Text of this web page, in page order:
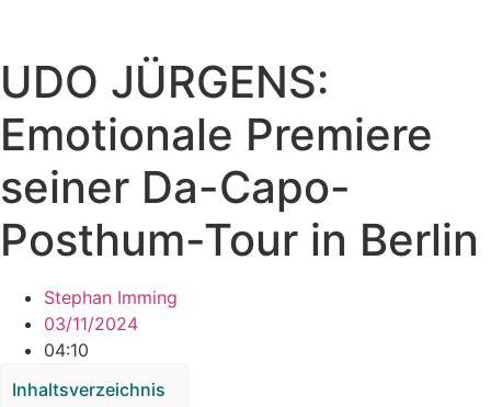
UDO JÜRGENS:
Emotionale Premiere
seiner Da-Capo-
Posthum-Tour in Berlin
Stephan Imming
03/11/2024
04:10
Inhaltsverzeichnis